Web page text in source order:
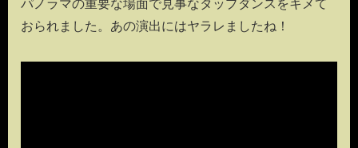
パノラマの重要な場面で見事なタップダンスをキメて
おられました。あの演出にはヤラレましたね！